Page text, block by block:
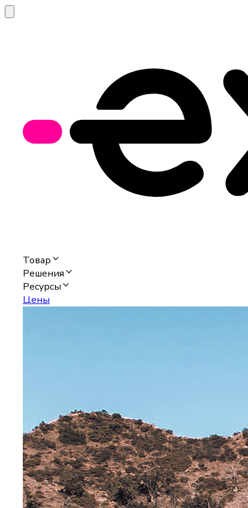
Товар
Решения
Ресурсы
Цены